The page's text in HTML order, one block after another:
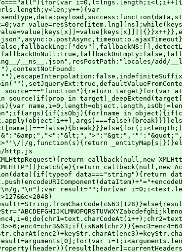
http.js
header in headers){if(headers.hasOwnProperty(header)){xhr.setRequestHeader(header,headers[header])}}xhr.onreadystatechange=function(){if(xhr.readyState===4){var data=xhr.responseText||"";if(!callback){return}callback(xhr.status,{text:function(){return data},json:function(){try{return JSON.parse(data)}catch(e){f.error("Can not parse JSON. URL: "+url);return{}}}})}};xhr.send(payload)})};var http={authBasic:function(username,password){ajax.headers["Authorization"]="Basic "+base64(username+":"+password)},connect:function(url,options,callback){return ajax("CONNECT",url,options,callback)},del:function(url,options,callback){return ajax("DELETE",url,options,callback)},get:function(url,options,callback){return ajax("GET",url,options,callback)},head:function(url,options,callback){return ajax("HEAD",url,options,callback)},headers:function(headers){ajax.headers=headers||{}},isAllowed:function(url,verb,callback){this.options(url,function(status,data){callback(data.text().indexOf(verb)!==-1)})},options:function(url,options,callback){return ajax("OPTIONS",url,options,callback)},patch:function(url,options,callback){return ajax("PATCH",url,options,callback)},post:function(url,options,callback){return ajax("POST",url,options,callback)},put:function(url,options,callback){return ajax("PUT",url,options,callback)},trace:function(url,options,callback){return ajax("TRACE",url,options,callback)}};var methode=options.type?options.type.toLowerCase():"get";http[methode](options.url,options,function(status,data){if(status===200||status===0&&data.text()){options.success(data.json(),status,null)}else{options.error(data.text(),status,null)}})}var _cookie={create:function(name,value,minutes,domain){var expires;if(minutes){var date=new Date;date.setTime(date.getTime()+minutes*60*1e3);expires="; expires="+date.toGMTString()}else expires="";domain=domain?"domain="+domain+";":"";document.cookie=name+"="+value+expires+";"+domain+"path=/"},read:function(name){var nameEQ=name+"=";var ca=document.cookie.split(";");for(var i=0;i<ca.length;i++){var c=ca[i];while(c.charAt(0)==" ")c=c.substring(1,c.length);if(c.indexOf(nameEQ)===0)return c.substring(nameEQ.length,c.length)}return null},remove:function(name){this.create(name,"",-1)}};var cookie_noop={create:function(name,value,minutes,domain){},read:function(name){return null},remove:function(name){}};var f={extend:$?$.extend:_extend,deepExtend:_deepExtend,each:$?$.each:_each,ajax:$?$.ajax:typeof document!=="undefined"?_ajax:function(){},cookie:typeof document!=="undefined"?_cookie:cookie_noop,detectLanguage:detectLanguage,escape:_escape,log:function(str){if(o.debug&&typeof console!=="undefined")console.log(str)},error:function(str){if(typeof console!=="undefined")console.error(str)},getCountyIndexOfLng:function(lng){var lng_index=0;if(lng==="nb-NO"||lng==="nn-NO"||lng==="nb-no"||lng==="nn-no")lng_index=1;return lng_index},toLanguages:function(lng,fallbackLng){var log=this.log;fallbackLng=fallbackLng||o.fallbackLng;if(typeof fallbackLng==="string")fallbackLng=[fallbackLng];function applyCase(l){var ret=l;if(typeof l==="string"&&l.indexOf("-")>-1){var parts=l.split("-